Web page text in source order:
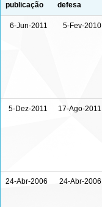
publicação
defesa
6-Jun-2011 5-Fev-2010
5-Dez-2011 17-Ago-2011
24-Abr-2006 24-Abr-2006